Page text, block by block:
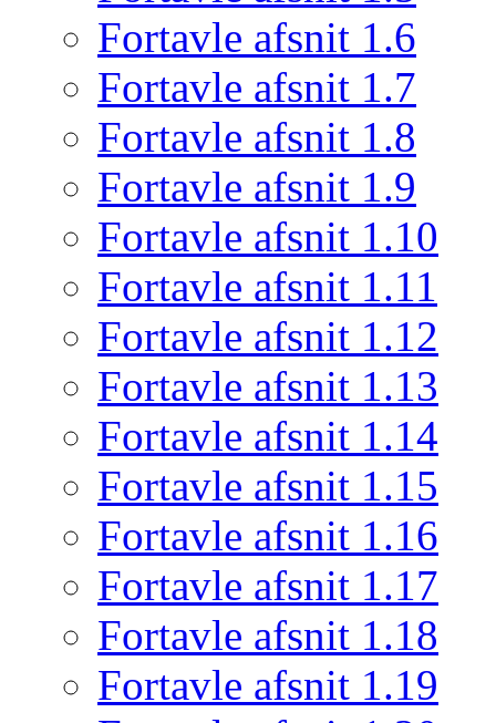
Fortavle afsnit 1.6
Fortavle afsnit 1.7
Fortavle afsnit 1.8
Fortavle afsnit 1.9
Fortavle afsnit 1.10
Fortavle afsnit 1.11
Fortavle afsnit 1.12
Fortavle afsnit 1.13
Fortavle afsnit 1.14
Fortavle afsnit 1.15
Fortavle afsnit 1.16
Fortavle afsnit 1.17
Fortavle afsnit 1.18
Fortavle afsnit 1.19